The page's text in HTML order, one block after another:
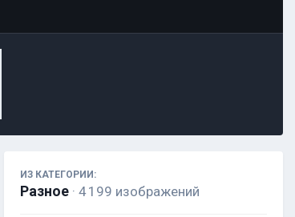
ИЗ КАТЕГОРИИ:
Разное · 4 199 изображений